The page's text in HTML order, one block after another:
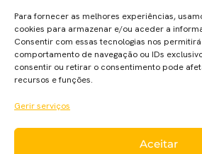
Para fornecer as melhores experiências,
cookies para armazenar e/ou aceder a
Consentir com essas tecnologias nos
comportamento de navegação ou IDs
consentir ou retirar o consentimento pode
recursos e funções.
Gerir serviços
Aceitar
“Devs”, a estreia de Alex Garland em
discretamente na “antena” da HBO em